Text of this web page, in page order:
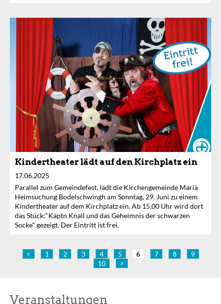
Kindertheater lädt auf den Kirchplatz ein
17.06.2025
Parallel zum Gemeindefest, lädt die Kirchengemeinde Mariä
Heimsuchung Bodelschwingh am Sonntag, 29. Juni zu einem
Kindertheater auf dem Kirchplatz ein. Ab 15.00 Uhr wird dort
das Stück:"Käptn Knall und das Geheimnis der schwarzen
Socke" gezeigt. Der Eintritt ist frei.
< 1 2 3 4 5 6 7 8
9
10
>
Veranstaltungen